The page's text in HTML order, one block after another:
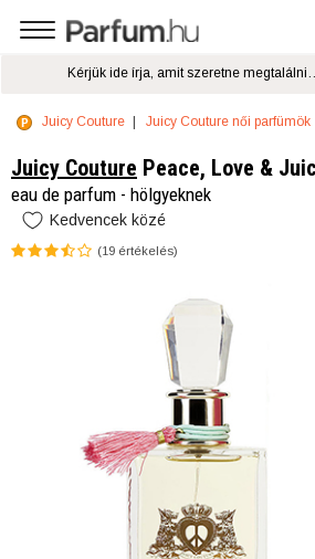
Juicy Couture Juicy Couture női parfümök
Juicy Couture Peace, Love &
eau de parfum - hölgyeknek
Kedvencek közé
(19 értékelés)